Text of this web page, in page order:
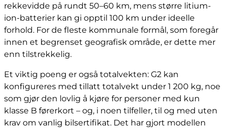
rekkevidde på rundt 50–60 km, mens større litium-
ion-batterier kan gi opptil 100 km under ideelle
forhold. For de fleste kommunale formål, som foregår
innen et begrenset geografisk område, er dette mer
enn tilstrekkelig.
Et viktig poeng er også totalvekten: G2 kan
konfigureres med tillatt totalvekt under 1 200 kg, noe
som gjør den lovlig å kjøre for personer med kun
klasse B førerkort – og, i noen tilfeller, til og med uten
krav om vanlig bilsertifikat. Det har gjort modellen